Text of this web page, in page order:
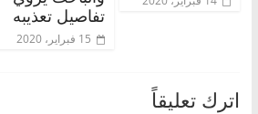
تفاصيل تعذيبه
15 فبراير، 2020
اترك تعليقاً